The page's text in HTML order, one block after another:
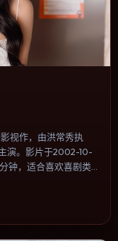
视作，由洪常秀执
演。影片于2002-10-
钟，适合喜欢喜剧类
型片补片的选择。